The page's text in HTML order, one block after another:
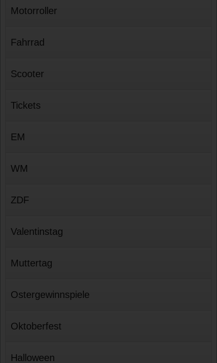
Motorroller
Fahrrad
Scooter
Tickets
EM
WM
ZDF
Valentinstag
Muttertag
Ostergewinnspiele
Oktoberfest
Halloween